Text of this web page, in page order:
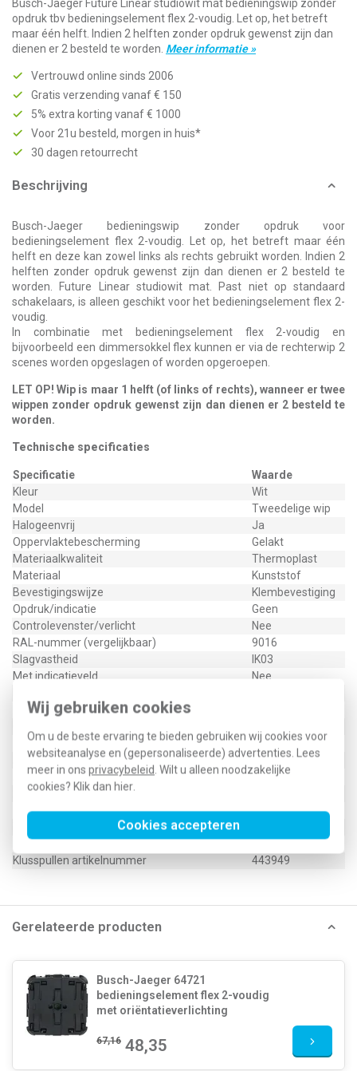
Wij gebruiken cookies
Om u de beste ervaring te bieden gebruiken wij cookies voor
websiteanalyse en (gepersonaliseerde) advertenties. Lees
meer in ons privacybeleid . Wilt u alleen noodzakelijke
cookies? Klik dan hier
Cookies accepteren
Busch-Jaeger Future Linear studiowit mat bedieningswip zonder
opdruk tbv bedieningselement flex 2-voudig. Let op, het betreft
maar één helft. Indien 2 helften zonder opdruk gewenst zijn dan
dienen er 2 besteld te worden. Meer informatie »
Vertrouwd online sinds 2006
Gratis verzending vanaf € 150
5% extra korting vanaf € 1000
Voor 21u besteld, morgen in huis*
30 dagen retourrecht
Beschrijving
Busch-Jaeger bedieningswip zonder opdruk voor
bedieningselement flex 2-voudig. Let op, het betreft maar één
helft en deze kan zowel links als rechts gebruikt worden. Indien 2
helften zonder opdruk gewenst zijn dan dienen er 2 besteld te
worden. Future Linear studiowit mat. Past niet op standaard
schakelaars, is alleen geschikt voor het bedieningselement flex 2-
voudig.
In combinatie met bedieningselement flex 2-voudig en
bijvoorbeeld een dimmersokkel flex kunnen er via de rechterwip 2
scenes worden opgeslagen of worden opgeroepen.
LET OP! Wip is maar 1 helft (of links of rechts), wanneer er twee
wippen zonder opdruk gewenst zijn dan dienen er 2 besteld te
worden.
Technische specificaties
Specificatie
Waarde
Kleur
Wit
Model
Tweedelige wip
Halogeenvrij
Ja
Oppervlaktebescherming
Gelakt
Materiaalkwaliteit
Thermoplast
Materiaal
Kunststof
Bevestigingswijze
Klembevestiging
Opdruk/indicatie
Geen
Controlevenster/verlicht
Nee
RAL-nummer (vergelijkbaar)
9016
Slagvastheid
IK03
Met indicatieveld
Nee
Uitvoering oppervlakte
Geschikt voor bussysteem-toetsaansluiting
Ja
Aftastsymbool / barrièrevrij
Nee
Antibacteriële behandeling
Nee
2CKA006220A0486
EAN (GTIN-13)
4011395203187
Klusspullen artikelnummer
443949
Gerelateerde producten
Busch-Jaeger 64721
bedieningselement flex 2-voudig
met oriëntatieverlichting
67,16 48,35